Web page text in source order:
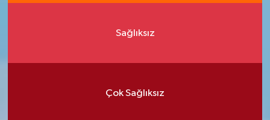
Sağlıksız
Çok Sağlıksız